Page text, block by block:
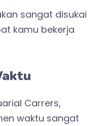
sangat disukai
kamu bekerja
Carrers,
waktu sangat